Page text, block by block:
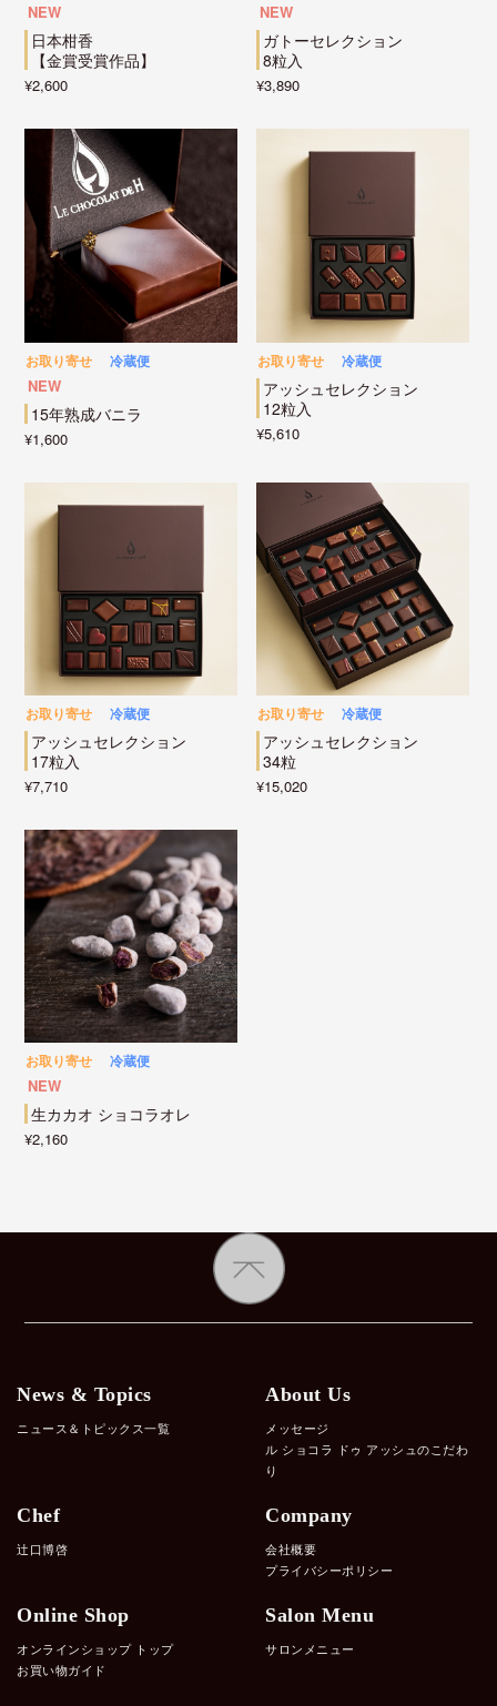
NEW
日本柑香
【金賞受賞作品】
¥2,600
NEW
ガトーセレクション
8粒入
¥3,890
お取り寄せ 冷蔵便
NEW
15年熟成バニラ
¥1,600
お取り寄せ 冷蔵便
アッシュセレクション
12粒入
¥5,610
お取り寄せ 冷蔵便
アッシュセレクション
17粒入
¥7,710
お取り寄せ 冷蔵便
アッシュセレクション
34粒
¥15,020
お取り寄せ 冷蔵便
NEW
生カカオ ショコラオレ
¥2,160
News & Topics
ニュース＆トピックス一覧
About Us
メッセージ
ル ショコラ ドゥ アッシュのこだわ
り
Chef
辻口博啓
Company
会社概要
プライバシーポリシー
Online Shop
オンラインショップ トップ
お買い物ガイド
Salon Menu
サロンメニュー